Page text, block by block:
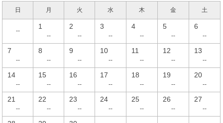
日 月 火 水 木 金 土
--
1
--
2
--
3
--
4
--
5
--
6
--
7
--
8
--
9
--
10
--
11
--
12
--
13
--
14
--
15
--
16
--
17
--
18
--
19
--
20
--
21
--
22
--
23
--
24
--
25
--
26
--
27
--